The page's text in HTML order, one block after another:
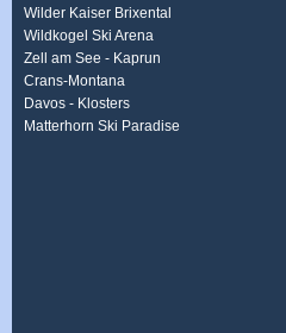
Wilder Kaiser Brixental
Wildkogel Ski Arena
Zell am See - Kaprun
Crans-Montana
Davos - Klosters
Matterhorn Ski Paradise